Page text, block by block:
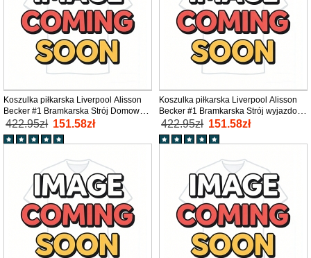
Koszulka piłkarska Liverpool Alisson
Becker #1 Bramkarska Strój Domowy
dla dzieci 2025-26 tanio Krótki Rękaw
(+ Krótkie spodenki)
422.95zł 151.58zł
Koszulka piłkarska Liverpool Alisson
Becker #1 Bramkarska Strój wyjazdowy
dla dzieci 2025-26 tanio Krótki Rękaw
(+ Krótkie spodenki)
422.95zł 151.58zł